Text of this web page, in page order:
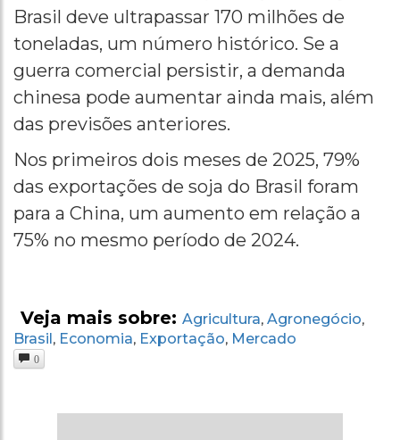
Brasil deve ultrapassar 170 milhões de
toneladas, um número histórico. Se a
guerra comercial persistir, a demanda
chinesa pode aumentar ainda mais, além
das previsões anteriores.
Nos primeiros dois meses de 2025, 79%
das exportações de soja do Brasil foram
para a China, um aumento em relação a
75% no mesmo período de 2024.
Veja mais sobre: Agricultura, Agronegócio,
Brasil, Economia, Exportação, Mercado
0